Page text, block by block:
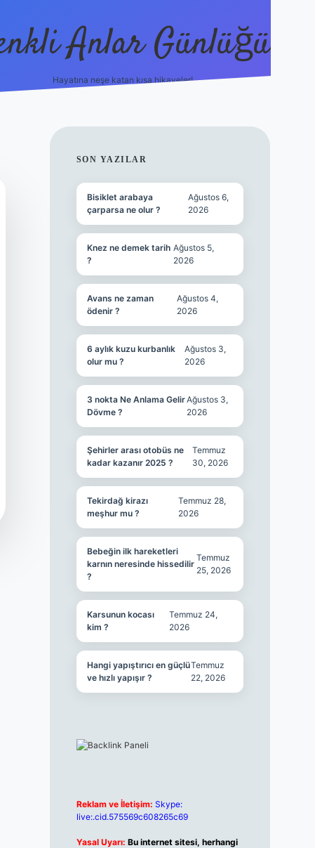
Anlar Günlüğü
Hayatına neşe katan kısa hikayeler!
SIDEBAR
SON YAZILAR
Bisiklet arabaya
çarparsa ne olur ?
Ağustos 6,
2026
Knez ne demek tarih
?
Ağustos 5,
2026
Avans ne zaman
ödenir ?
Ağustos 4,
2026
6 aylık kuzu kurbanlık
olur mu ?
Ağustos 3,
2026
3 nokta Ne Anlama Gelir
Dövme ?
Ağustos 3,
2026
Şehirler arası otobüs ne
kadar kazanır 2025 ?
Temmuz
30, 2026
Tekirdağ kirazı
meşhur mu ?
Temmuz 28,
2026
Bebeğin ilk hareketleri
karnın neresinde hissedilir
?
Temmuz
25, 2026
Karsunun kocası
kim ?
Temmuz 24,
2026
Hangi yapıştırıcı en güçlü
ve hızlı yapışır ?
Temmuz
22, 2026
Reklam ve İletişim: Skype:
live:.cid.575569c608265c69
Yasal Uyarı: Bu internet sitesi, herhangi
vdcasino güncel